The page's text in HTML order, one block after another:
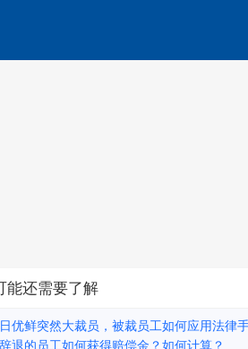
能还需要了解
优鲜突然大裁员，被裁员工如何应用法律手段
退的员工如何获得赔偿金？如何计算？